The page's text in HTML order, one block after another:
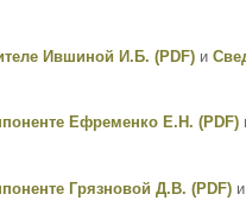
Ившиной И.Б. (PDF) и
Ефременко Е.Н. (PDF)
Грязновой Д.В. (PDF) и